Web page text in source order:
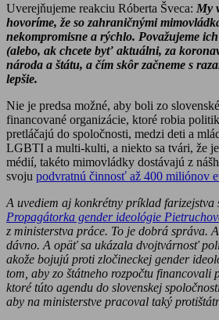
Uverejňujeme reakciu Róberta Šveca: My
hovoríme, že so zahraničnými
nekompromisne a rýchlo. Považujeme
(alebo, ak chcete byť aktuálni, za
národa a štátu, a čím skôr začneme s
lepšie.
Nie je predsa možné, aby boli zo
financované organizácie, ktoré robia
pretláčajú do spoločnosti, medzi deti a
LGBTI a multi-kulti, a niekto sa tvári, že
médií, takéto mimovládky dostávajú z
svoju podvratnú činnosť až 400 miliónov
A uvediem aj konkrétny príklad
Propagátorka gender ideológie
z ministerstva práce. To je dobrá správa.
dávno. A opäť sa ukázala dvojtvárnosť
akože bojujú proti zločineckej gender
tom, aby zo štátneho rozpočtu financovali
ktoré túto agendu do slovenskej
aby na ministerstve pracoval taký